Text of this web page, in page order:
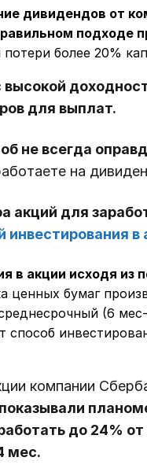
дивидендов от
подходе
более 20%
высокой
для выплат.
не всегда
на
акций для
инвестирования в
в акции исходя из
ценных бумаг
(6
способ
компании
до 24%
мес.